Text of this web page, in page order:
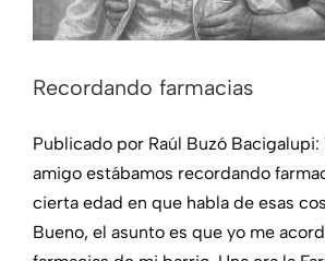
Recordando farmacias
Publicado por Raúl Buzó Bacigalupi:
amigo estábamos recordando
cierta edad en que habla de esas
Bueno, el asunto es que yo me